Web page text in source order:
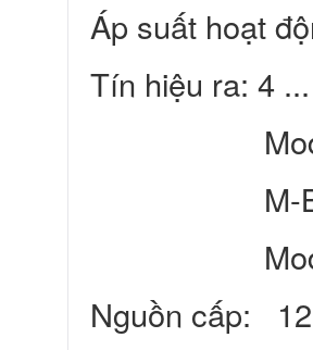
Áp suất hoạt
Tín hiệu ra: 4
Modbus/
M-Bus
Modbus/
Nguồn cấp: